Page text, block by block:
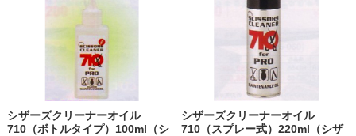
シザーズクリーナーオイル
710（ボトルタイプ）100ml（シ
シザーズクリーナーオイル
710（スプレー式）220ml（シザ